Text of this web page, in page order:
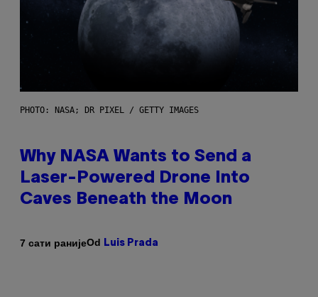
PHOTO: NASA; DR PIXEL / GETTY IMAGES
Why NASA Wants to Send a
Laser-Powered Drone Into
Caves Beneath the Moon
7 сати ранијеOd Luis Prada